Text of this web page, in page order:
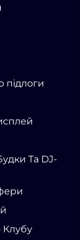
підлоги
Та DJ-
Клубу